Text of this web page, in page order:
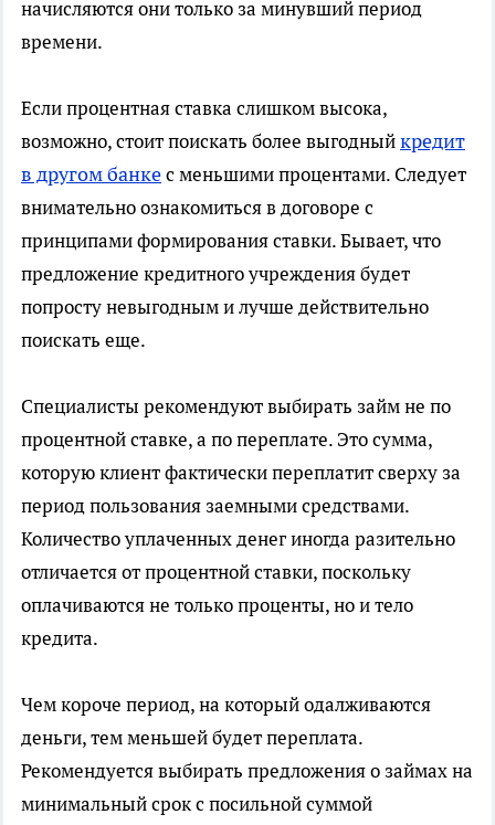
начисляются они только за минувший период
времени.
Если процентная ставка слишком высока,
возможно, стоит поискать более выгодныйкредит
в другом банкес меньшими процентами. Следует
внимательно ознакомиться в договоре с
принципами формирования ставки. Бывает, что
предложение кредитного учреждения будет
попросту невыгодным и лучше действительно
поискать еще.
Специалисты рекомендуют выбирать займ не по
процентной ставке, а по переплате. Это сумма,
которую клиент фактически переплатит сверху за
период пользования заемными средствами.
Количество уплаченных денег иногда разительно
отличается от процентной ставки, поскольку
оплачиваются не только проценты, но и тело
кредита.
Чем короче период, на который одалживаются
деньги, тем меньшей будет переплата.
Рекомендуется выбирать предложения о займах на
минимальный срок с посильной суммой